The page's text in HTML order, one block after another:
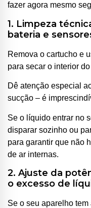
fazer agora mesmo
1. Limpeza
bateria e
Remova o cartucho e
para secar o interior
Dê atenção especial
sucção – é
Se o líquido entrar no
disparar sozinho ou
para garantir que não
de ar internas.
2. Ajuste da
o excesso de
Se o seu aparelho